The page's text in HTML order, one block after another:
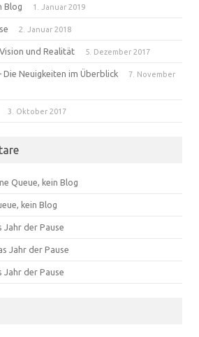
Blog 1. Januar 2019
2. Januar 2018
und Realität 5. Dezember 2017
Die Neuigkeiten im Überblick
7. November
3. Oktober 2017
Queue, kein Blog
kein Blog
Jahr der Pause
Jahr der Pause
Jahr der Pause